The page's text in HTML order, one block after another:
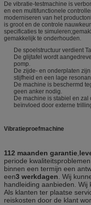
De vibratie-testmachine is
en een multifunctionele
moderniseren van het
is groot en de controle
specificaties te
gemakkelijk te onderhouden.
De spoelstructuur verdient
De glijtafel wordt
pomp.
De zijde- en onderplaten
stijfheid en een lage
De machine is beschermd
geen anker nodig.
De machine is stabiel en
beïnvloed door externe
Vibratieproefmachine
112 maanden garantie,
periode
binnen een termijn een
een3 werkdagen. Wij
handleiding aanbieden.
Als klanten ter plaatse
reiskosten door de klant